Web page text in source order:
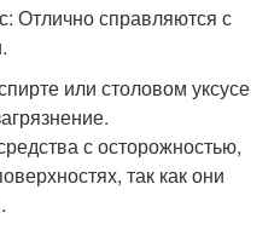
Отлично справляются с
или столовом уксусе
с осторожностью,
так как они